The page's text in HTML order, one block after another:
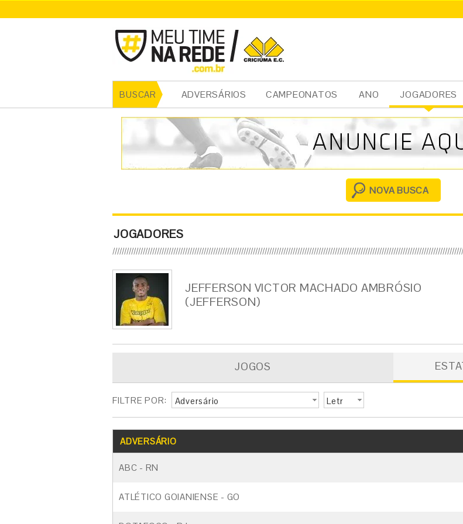
BUSCAR ADVERSÁRIOS CAMPEONATOS ANO JOGADORES
cia
l
NOVA BUSCA
JOGADORES
JEFFERSON VICTOR MACHADO AMBRÓSIO
(JEFFERSON)
JOGOS
FILTRE POR: Adversário
Letr
ADVERSÁRIO
ABC - RN
ATLÉTICO GOIANIENSE - GO